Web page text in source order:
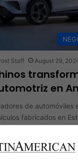
Staff August 29,
en
de automóviles
fabricados en